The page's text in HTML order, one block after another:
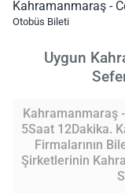
Kahramanmaraş -
Otobüs Bileti
Uygun
Kahramanmaraş
5Saat 12Dakika.
Firmalarının
Şirketlerinin